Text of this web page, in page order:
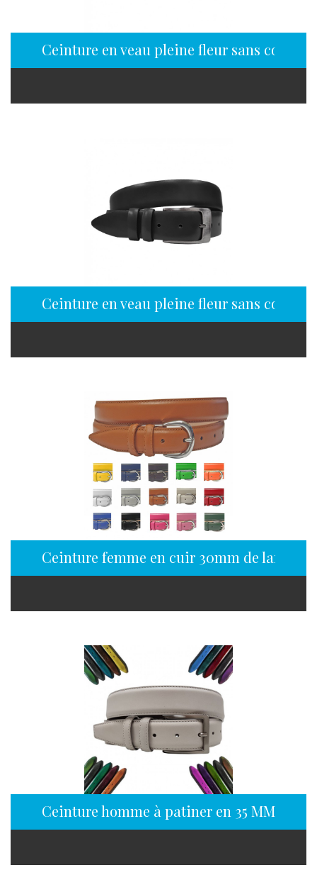
Ceinture en veau pleine fleur sans
Ceinture en veau pleine fleur sans
Ceinture femme en cuir 30mm de largeur
Ceinture homme à patiner en 35 MM